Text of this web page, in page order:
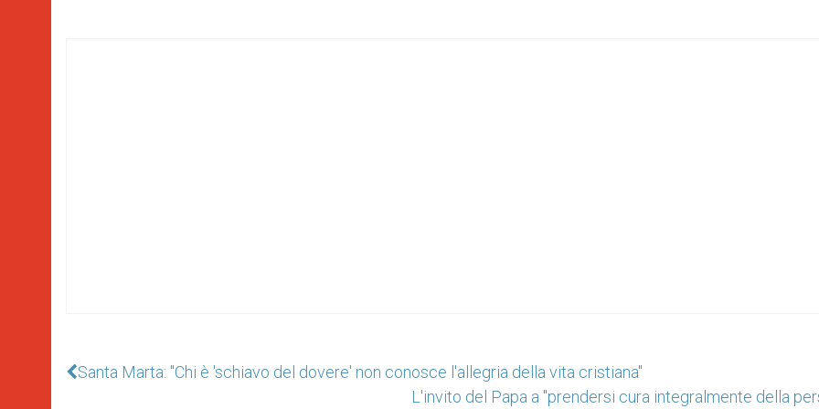
Santa Marta: "Chi è 'schiavo del dovere' non conosce l'allegria della vita cristiana"
L'invito del Papa a "prendersi cura integralmente della